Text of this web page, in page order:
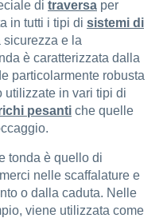
di traversa per
in tutti i tipi di sistemi di
sicurezza e la
è caratterizzata dalla
particolarmente robusta
utilizzate in vari tipi di
pesanti che quelle
tonda è quello di
nelle scaffalature e
o dalla caduta. Nelle
viene utilizzata come